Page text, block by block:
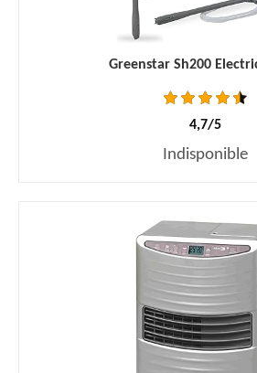
Greenstar Sh200
4,7/5
Indisponible